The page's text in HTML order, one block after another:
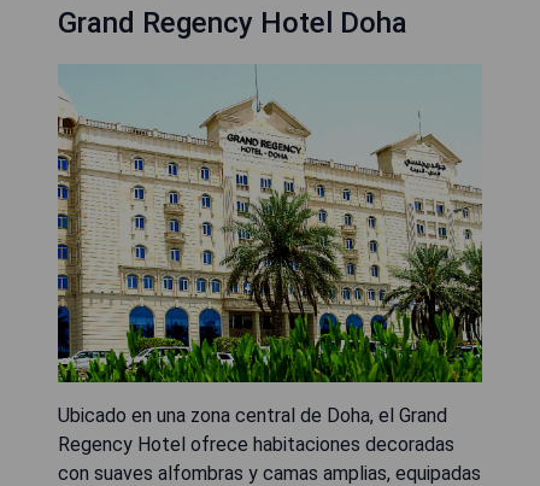
Grand Regency Hotel Doha
Ubicado en una zona central de Doha, el Grand
Regency Hotel ofrece habitaciones decoradas
con suaves alfombras y camas amplias, equipadas